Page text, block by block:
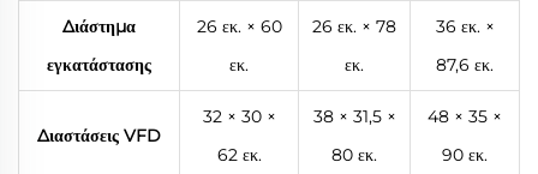
Διάστημα
εγκατάστασης
26 εκ. × 60
εκ.
26 εκ. × 78
εκ.
36 εκ. ×
87,6 εκ.
Διαστάσεις VFD
32 × 30 ×
62 εκ.
38 × 31,5 ×
80 εκ.
48 × 35 ×
90 εκ.